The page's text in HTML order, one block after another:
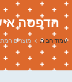
הדפסה
עמוד הבית > מוצרים